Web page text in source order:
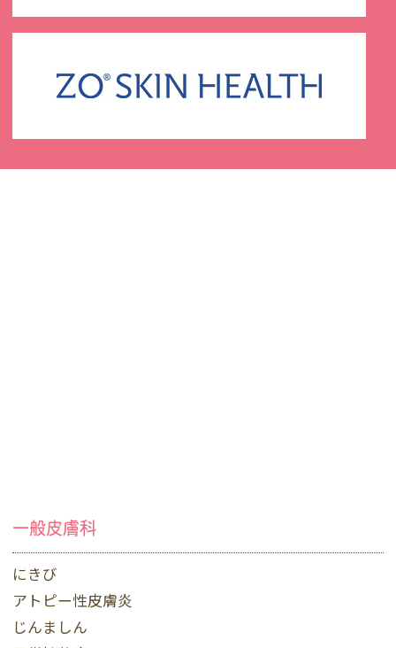
一般皮膚科
にきび
アトピー性皮膚炎
じんましん